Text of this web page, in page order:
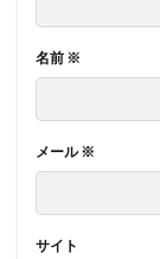
名前 ※
メール※
サイト